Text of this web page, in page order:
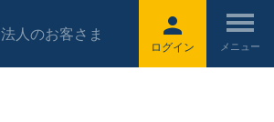
ログイン
法人のお客さま